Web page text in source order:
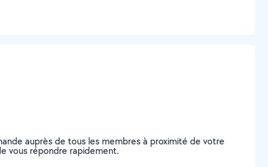
auprès de tous les membres à proximité de votre
vous répondre rapidement.